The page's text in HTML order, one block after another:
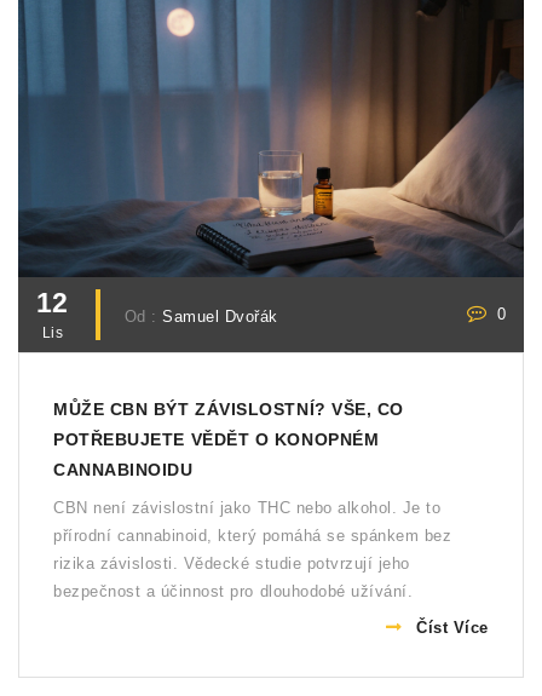
12
Lis
Od :Samuel Dvořák 0
MŮŽE CBN BÝT ZÁVISLOSTNÍ? VŠE, CO
POTŘEBUJETE VĚDĚT O KONOPNÉM
CANNABINOIDU
CBN není závislostní jako THC nebo alkohol. Je to
přírodní cannabinoid, který pomáhá se spánkem bez
rizika závislosti. Vědecké studie potvrzují jeho
bezpečnost a účinnost pro dlouhodobé užívání.
Číst Více